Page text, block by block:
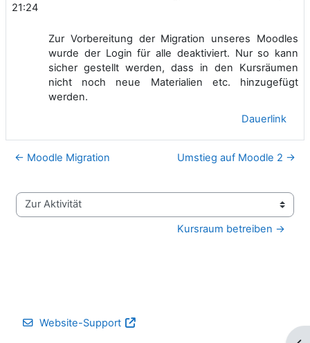
21:24
Zur Vorbereitung der Migration unseres Moodles
wurde der Login für alle deaktiviert. Nur so kann
sicher gestellt werden, dass in den Kursräumen
nicht noch neue Materialien etc. hinzugefügt
werden.
Dauerlink
← Moodle Migration Umstieg auf Moodle 2 →
Zur Aktivität
Kursraum betreiben →
Website-Support